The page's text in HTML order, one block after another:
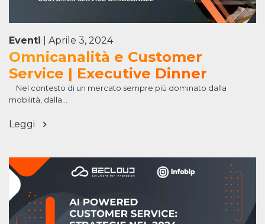
Eventi Aprile 3, 2024
Omnicanalità e Customer
Service | Executive Dinner
Nel contesto di un mercato sempre più dominato dalla
mobilità, dalla...
Leggi